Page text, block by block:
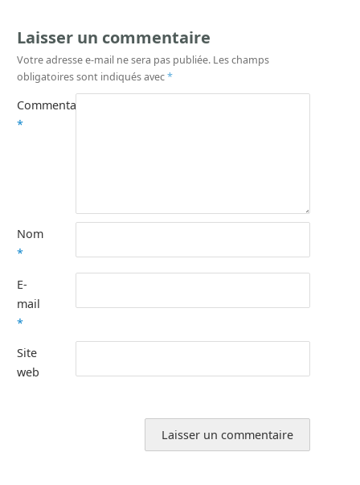
Laisser un commentaire
Votre adresse e-mail ne sera pas publiée. Les champs
obligatoires sont indiqués avec*
Commentaire
*
Nom
*
E-
mail
*
Site
web